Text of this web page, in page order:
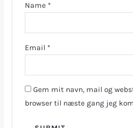
Name *
Email *
Gem mit navn, mail og
browser til næste gang jeg